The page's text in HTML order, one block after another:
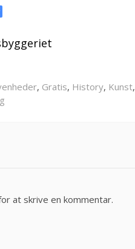
, Gratis, History, Kunst,
at skrive en kommentar.